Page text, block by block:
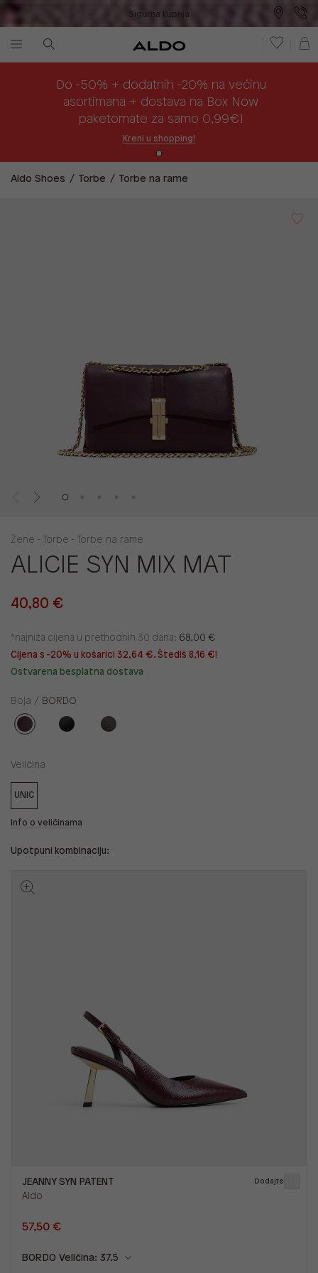
Sigurna kupnja
Do -50% + dodatnih -20% na većinu
asortimana + dostava na Box Now
paketomate za samo 0,99€!
Kreni u shopping!
Aldo Shoes Torbe Torbe na rame
Žene - Torbe - Torbe na rame
ALICIE SYN MIX MAT
40,80 €
*najniža cijena u prethodnih 30 dana: 68,00 €
Cijena s -20% u košarici 32,64 €. Štediš 8,16 €!
Ostvarena besplatna dostava
Boja / BORDO
Veličina
UNIC
Info o veličinama
Upotpuni kombinaciju:
JEANNY SYN PATENT
Aldo
57,50 €
BORDO Veličina: 37.5
Dodajte